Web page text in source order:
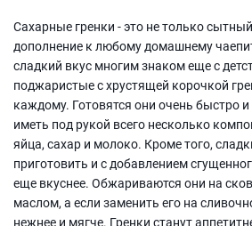
Сахарные гренки - это не только
дополнение к любому домашнему
сладкий вкус многим знаком еще с
поджаристые с хрустящей корочкой
каждому. Готовятся они очень быстро
иметь под рукой всего несколько
яйца, сахар и молоко. Кроме того,
приготовить и с добавлением
еще вкуснее. Обжариваются они на
маслом, а если заменить его на
нежнее и мягче. Гренки станут